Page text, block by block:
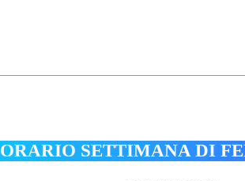
ORARIO SETTIMANA DI